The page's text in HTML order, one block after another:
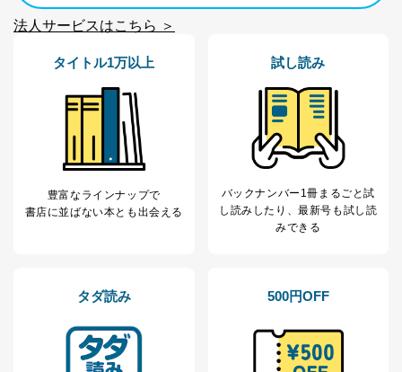
利用目的の通知を行なうことはできません。そのとき
は、本人に遅滞無くその旨を通知するとともに、理由を
①利用目的を本人に通知し、又は公表することによって
本人又は第三者の生命、身体、財産その他の権利利益を
害するおそれがある場合
②利用目的を本人に通知し、又は公表することによって
当該事業者の権利又は正当な利益を害するおそれがある
③国の機関又は地方公共団体が法令の定める事務を遂行
することに対して協力する必要がある場合であって、利
用目的を本人に通知し、又は公表することによって当該
事務の遂行に支障を及ぼすおそれがあるとき
たはその代理人からの利用目的の通知、開示、変更等
の停止または消去」「第三者への提供の停止」）の求め
に対応させていただいております。 当社顧客の皆様の
個人情報は「マイページ」にログインしていただくこと
法人サービスはこちら ＞
タイトル1万以上
豊富なラインナップで
書店に並ばない本とも出会える
試し読み
バックナンバー1冊まるごと試
し読み したり、最新号も試し読
みできる
タダ読み 500円OFF